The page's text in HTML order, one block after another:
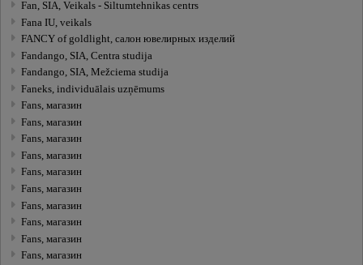
Fan, SIA, Veikals - Siltumtehnikas centrs
Fana IU, veikals
FANCY of goldlight, салон ювелирных изделий
Fandango, SIA, Centra studija
Fandango, SIA, Mežciema studija
Faneks, individuālais uzņēmums
Fans, магазин
Fans, магазин
Fans, магазин
Fans, магазин
Fans, магазин
Fans, магазин
Fans, магазин
Fans, магазин
Fans, магазин
Fans, магазин